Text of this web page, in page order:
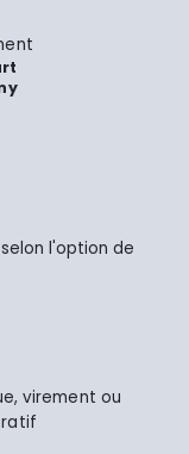
l'option de
virement ou